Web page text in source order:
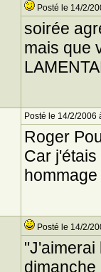
Posté le 14/2/
soirée
mais que
Posté le 14/2/2006
Roger
Car
hommage
Posté le 14/2/
"J'aimerai
dimanche